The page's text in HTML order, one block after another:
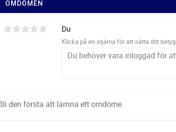
OMDÖMEN
Du
Klicka på en stjärna för att sätta ditt betyg
den första att lämna ett omdöme.